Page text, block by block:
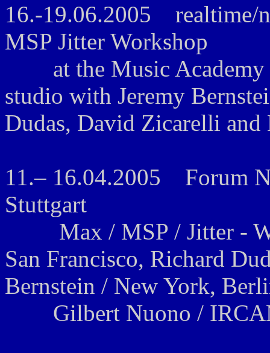
16.-19.06.2005 realtime/
MSP Jitter Workshop
at the Music Academy
studio with Jeremy
Dudas, David Zicarelli
11.– 16.04.2005 Forum
Stuttgart
Max / MSP / Jitter -
San Francisco, Richard
Bernstein / New York,
Gilbert Nuono /